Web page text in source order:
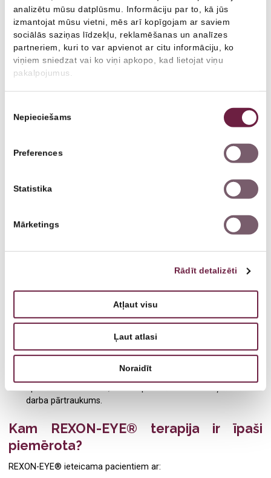
analizētu mūsu datplūsmu. Informāciju par to, kā jūs
izmantojat mūsu vietni, mēs arī kopīgojam ar saviem
sociālās saziņas līdzekļu, reklamēšanas un analīzes
partneriem, kuri to var apvienot ar citu informāciju, ko
viņiem sniedzat vai ko viņi apkopo, kad lietojat viņu
pakalpojumus.
izvēle
Nepieciešams
Preferences
Statistika
Mārketings
Rādīt detalizēti
Atļaut visu
Ļaut atlasi
Noraidīt
EXON-EYE® – radiofrekvences terapija sausās acs sindroma
ārstēšanai
Galvenie ieguvumi pacientam
Meiboma dziedzeru funkcijas atjaunošana
Radiofrekvences enerģija maigi uzsilda dziedzeru zonu,
padarot sekrētu šķidrāku un palīdzot atbrīvoties no
aizsprostojumiem. Tas uzlabo lipīdu slāni asaru plēvītē un
Spēcīga reģenerācija un iekaisuma mazināšana.
RF
terapija aktivizē šūnu vielmaiņu, veicina audu atjaunošanos
virsmā.
palīdz samazināt: grauzošu vai smilšu sajūtu acīs,
dedzināšanu un kairinājumu, smaguma sajūtu plakstiņos,
miglainu vai svārstīgu redzi, ko izraisa nestabila asaru
plēvīte.
Efekts jau pēc pirmās procedūras.
uzlabojumu jau pēc pirmās sesijas. Ilgstošam un stabilam
rezultātam parasti ieteicams 4 procedūru kurss, ko pielāgo
Nesāpīga un relaksējoša terapija.
darba pārtraukums.
Kam REXON-EYE® terapija ir īpaši
piemērota?
REXON-EYE® ieteicama pacientiem ar: